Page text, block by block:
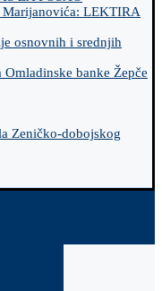
Marijanovića: LEKTIRA
osnovnih i srednjih
banke Žepče
Zeničko-dobojskog